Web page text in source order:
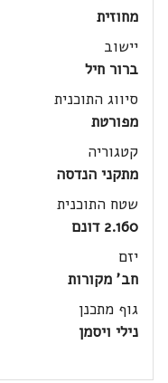
מחוזית
יישוב
ברור חיל
סיווג התוכנית
מפורטת
קטגוריה
מתקני הנדסה
שטח התוכנית
2.160 דונם
יזם
חב' מקורות
גוף מתכנן
נילי ויסמן